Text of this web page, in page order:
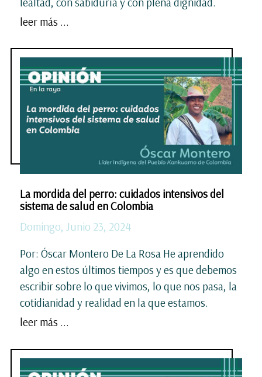
leer más ...
La mordida del perro: cuidados intensivos del
sistema de salud en Colombia
Domingo, Junio 23, 2024
Por: Óscar Montero De La Rosa He aprendido
algo en estos últimos tiempos y es que debemos
escribir sobre lo que vivimos, lo que nos pasa, la
cotidianidad y realidad en la que estamos.
leer más ...